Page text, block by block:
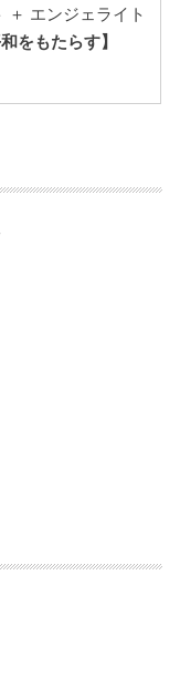
＋ エンジェライト
をもたらす】